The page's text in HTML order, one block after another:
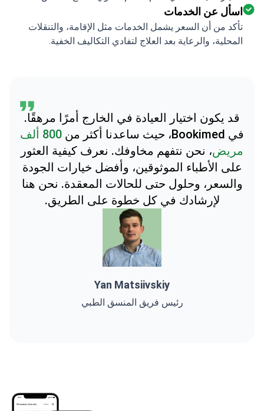
اسأل عن الخدمات
تأكد من أن السعر يشمل الخدمات مثل الإقامة، والتنقلات
المحلية، والرعاية بعد العلاج لتفادي التكاليف الخفية.
قد يكون اختيار العيادة في الخارج أمرًا مرهقًا.
في Bookimed، حيث ساعدنا أكثر من
800 ألف
مريض، نحن نتفهم مخاوفك. نعرف كيفية العثور
على الأطباء الموثوقين، وأفضل خيارات الجودة
والسعر، وحلول حتى للحالات المعقدة. نحن هنا
لإرشادك في كل خطوة على الطريق.
Yan Matsiivskiy
رئيس فريق المنسق الطبي